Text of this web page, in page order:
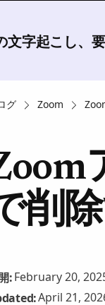
字起こし、
グ Zoom
削
:February 20,
April 21,